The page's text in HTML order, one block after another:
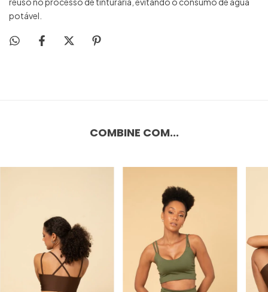
potável.
COMBINE COM...